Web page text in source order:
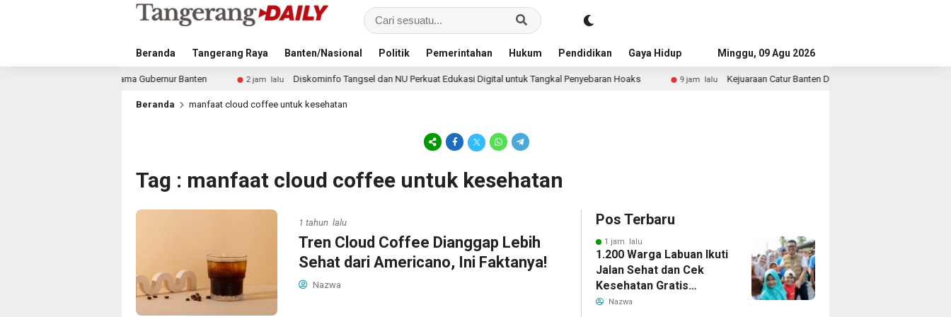
Beranda Tangerang Raya Banten/Nasional Politik Pemerintahan Hukum Pendidikan Gaya Hidup Advertorial
Minggu, 09 Agu 2026
Bersama Gubernur Banten 2 jam lalu Diskominfo Tangsel dan NU Perkuat Edukasi Digital untuk Tangkal Penyebaran Hoaks 9 jam lalu Kejuaraan Catur Banten Diikuti Ratusan Atlet, Wagub Tekankan
Beranda manfaat cloud coffee untuk kesehatan
Tag : manfaat cloud coffee untuk kesehatan
1 tahun lalu
Tren Cloud Coffee Dianggap Lebih
Sehat dari Americano, Ini Faktanya!
Nazwa
Pos Terbaru
1 jam lalu
1.200 Warga Labuan Ikuti
Jalan Sehat dan Cek
Kesehatan Gratis
Bersama Gubernur
Nazwa